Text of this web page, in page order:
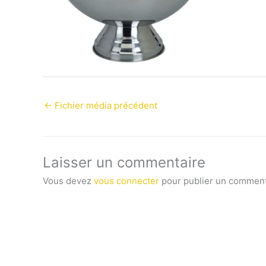
← Fichier média précédent
Laisser un commentaire
Vous devez vous connecter pour publier un